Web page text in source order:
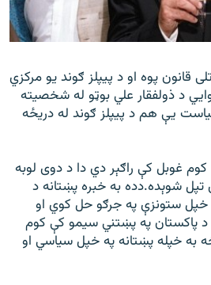
ووبپاڼې
قانون پوه او د پيپلز ګوند یو مرکزي
د ذولفقار علي بوټو له شخصیته
یې هم د پيپلز ګوند له دریځه
غوبل کې راګېر دي دا د دوی لوبه
تپل شوېده.دده به خبره پښتانه د
ستونزې په جرګو حل کوي او
پاکستان په پښتني سیمو کې کوم
به خپله پښتانه په خپل سیاسي او